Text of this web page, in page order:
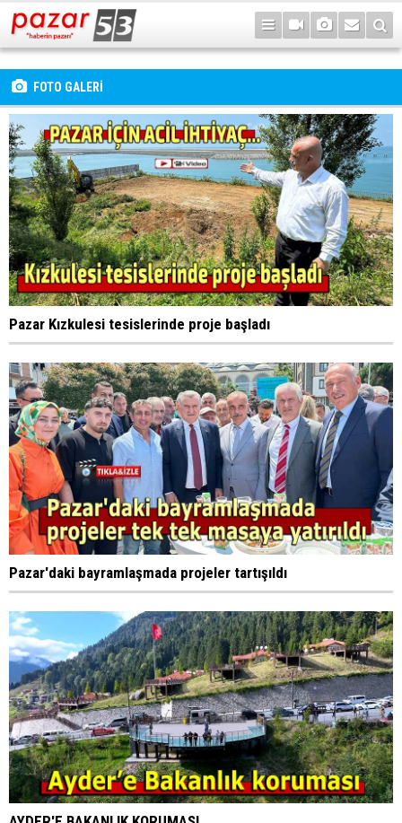
FOTO GALERİ
Pazar Kızkulesi tesislerinde proje başladı
Pazar'daki bayramlaşmada projeler tartışıldı